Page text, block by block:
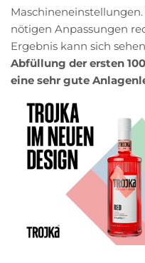
nötigen Anpassungen
Ergebnis kann sich
Abfüllung der ersten
eine sehr gute